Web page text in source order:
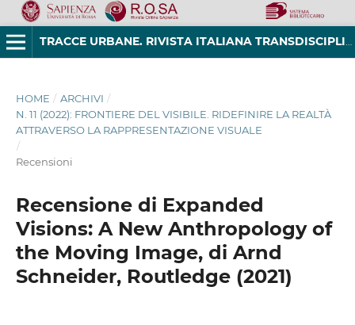
TRACCE URBANE. RIVISTA ITALIANA TRANSDISCIPLINARE DI STUDI URBANI
HOME / ARCHIVI /
N. 11 (2022): FRONTIERE DEL VISIBILE. RIDEFINIRE LA REALTÀ
ATTRAVERSO LA RAPPRESENTAZIONE VISUALE
/
Recensioni
Recensione di Expanded
Visions: A New Anthropology of
the Moving Image, di Arnd
Schneider, Routledge (2021)